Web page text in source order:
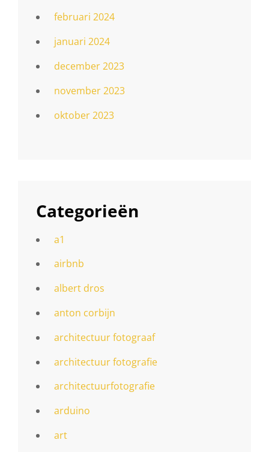
februari 2024
januari 2024
december 2023
november 2023
oktober 2023
Categorieën
a1
airbnb
albert dros
anton corbijn
architectuur fotograaf
architectuur fotografie
architectuurfotografie
arduino
art